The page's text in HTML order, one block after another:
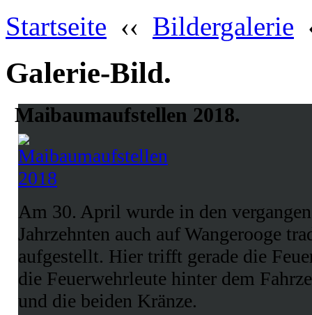
Startseite ‹‹ Bildergalerie
Galerie-Bild.
Maibaumaufstellen 2018.
Am 30. April wurde in den
Jahrzehnten auch auf Wangerooge
aufgestellt. Hier trifft gerade die
die Feuerwehrleute hinter dem
und die beiden Kränze.